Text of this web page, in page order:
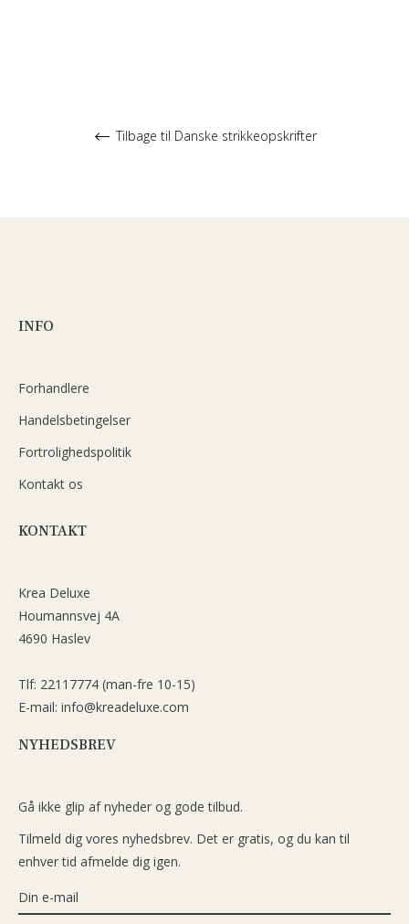
Tilbage til Danske strikkeopskrifter
INFO
Forhandlere
Handelsbetingelser
Fortrolighedspolitik
Kontakt os
KONTAKT
Krea Deluxe
Houmannsvej 4A
4690 Haslev
Tlf: 22117774 (man-fre 10-15)
E-mail: info@kreadeluxe.com
NYHEDSBREV
Gå ikke glip af nyheder og gode tilbud.
Tilmeld dig vores nyhedsbrev. Det er gratis, og du kan til
enhver tid afmelde dig igen.